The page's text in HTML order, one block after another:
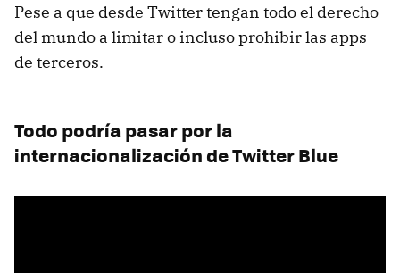
Pese a que desde Twitter tengan todo el derecho
del mundo a limitar o incluso prohibir las apps
de terceros.
Todo podría pasar por la
internacionalización de Twitter Blue